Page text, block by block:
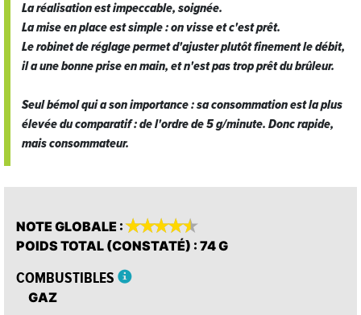
La réalisation est impeccable, soignée.
La mise en place est simple : on visse et c'est prêt.
Le robinet de réglage permet d'ajuster plutôt finement le débit,
il a une bonne prise en main, et n'est pas trop prêt du brûleur.
Seul bémol qui a son importance : sa consommation est la plus
élevée du comparatif : de l'ordre de 5 g/minute. Donc rapide,
mais consommateur.
NOTE GLOBALE :

POIDS TOTAL (CONSTATÉ) : 74 G
COMBUSTIBLES
GAZ